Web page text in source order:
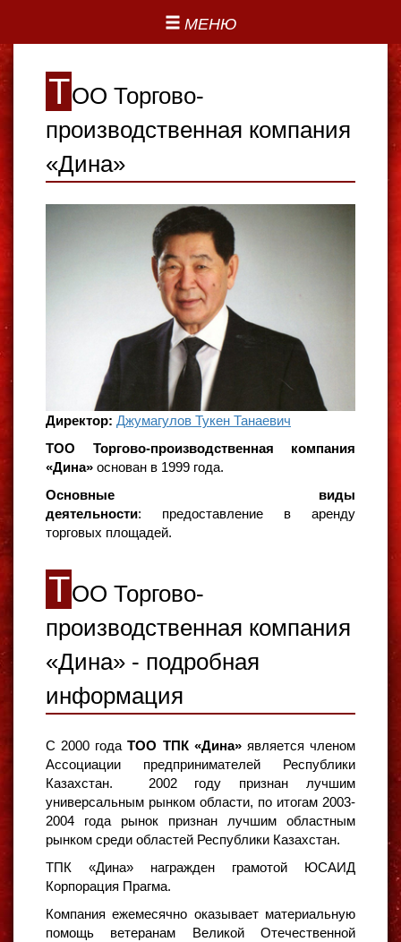
МЕНЮ
ТОО Торгово-
производственная компания
«Дина»
Директор: Джумагулов Тукен Танаевич
ТОО Торгово-производственная компания
«Дина» основан в 1999 года.
Основные виды
деятельности: предоставление в аренду
торговых площадей.
ТОО Торгово-
производственная компания
«Дина» - подробная
информация
С 2000 годаТОО ТПК «Дина»является членом
Ассоциации предпринимателей Республики
Казахстан. 2002 году признан лучшим
универсальным рынком области, по итогам 2003-
2004 года рынок признан лучшим областным
рынком среди областей Республики Казахстан.
ТПК «Дина» награжден грамотой ЮСАИД
Корпорация Прагма.
Компания ежемесячно оказывает материальную
помощь ветеранам Великой Отечественной